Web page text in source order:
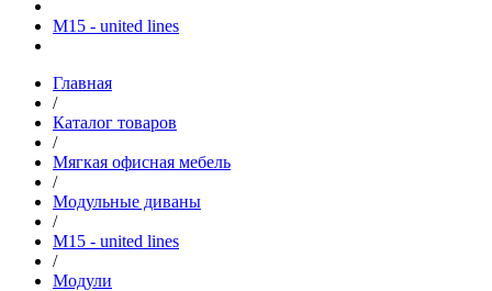
М15 - united lines
Главная
/
Каталог товаров
/
Мягкая офисная мебель
/
Модульные диваны
/
М15 - united lines
/
Модули